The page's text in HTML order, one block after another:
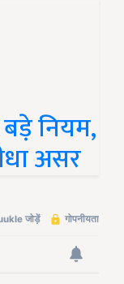
नियम,
असर